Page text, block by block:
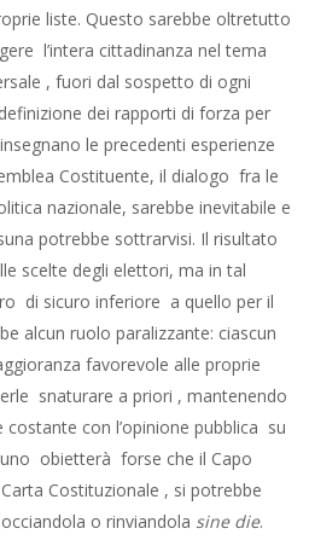
liste. Questo sarebbe oltretutto
l’intera cittadinanza nel tema
, fuori dal sospetto di ogni
dei rapporti di forza per
le precedenti esperienze
Costituente, il dialogo fra le
nazionale, sarebbe inevitabile e
potrebbe sottrarvisi. Il risultato
scelte degli elettori, ma in tal
di sicuro inferiore a quello per il
alcun ruolo paralizzante: ciascun
favorevole alle proprie
snaturare a priori , mantenendo
con l’opinione pubblica su
obietterà forse che il Capo
Costituzionale , si potrebbe
o rinviandola sine die.